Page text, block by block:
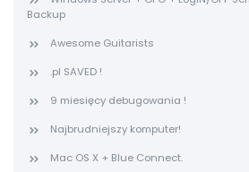
Backup
Awesome Guitarists
.pl SAVED !
9 miesięcy debugowania !
Najbrudniejszy komputer!
Mac OS X + Blue Connect.